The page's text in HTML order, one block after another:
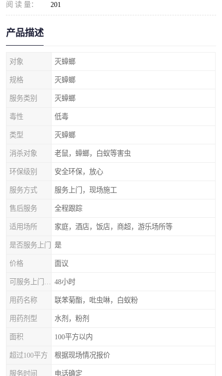
阅 读 量： 201
产品描述
对象 灭蟑螂
规格 灭蟑螂
服务类别 灭蟑螂
毒性 低毒
类型 灭蟑螂
消杀对象 老鼠，蟑螂，白蚁等害虫
环保级别 安全环保，放心
服务方式 服务上门，现场施工
售后服务 全程跟踪
适用场所 家庭，酒店，饭店，商超，游乐场所等
是否服务上门 是
价格 面议
48小时
用药名称 联苯菊酯，吡虫啉，白蚁粉
用药剂型 水剂，粉剂
面积 100平方以内
超过100平方 根据现场情况报价
服务时间 电话确定